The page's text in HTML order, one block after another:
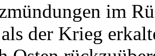
im
der Krieg